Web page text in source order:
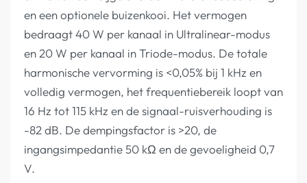
en een optionele buizenkooi. Het vermogen
bedraagt 40 W per kanaal in Ultralinear-modus
en 20 W per kanaal in Triode-modus. De totale
harmonische vervorming is <0,05% bij 1 kHz en
volledig vermogen, het frequentiebereik loopt van
16 Hz tot 115 kHz en de signaal-ruisverhouding is
-82 dB. De dempingsfactor is >20, de
ingangsimpedantie 50 kΩ en de gevoeligheid 0,7
V.